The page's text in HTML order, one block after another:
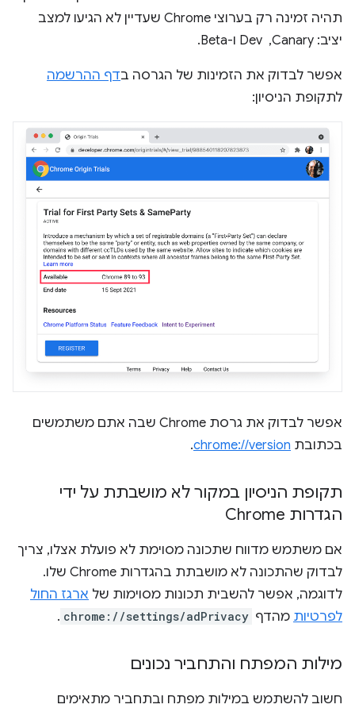
תהיה זמינה רק בערוצי Chrome שעדיין לא הגיעו למצב
יציב: Canary, ‏ Dev ו-Beta.
אפשר לבדוק את הזמינות של הגרסה בדף ההרשמה
לתקופת הניסיון:
אפשר לבדוק את גרסת Chrome שבה אתם משתמשים
בכתובת chrome://version
.
תקופת הניסיון במקור לא מושבתת על ידי
הגדרות Chrome
אם משתמש מדווח שתכונה מסוימת לא פועלת אצלו, צריך
לבדוק שהתכונה לא מושבתת בהגדרות Chrome שלו.
לדוגמה, אפשר להשבית תכונות מסוימות של ארגז החול
לפרטיות מהדף chrome://settings/adPrivacy
.
מילות המפתח והתחביר נכונים
חשוב להשתמש במילות מפתח ובתחביר מתאימים